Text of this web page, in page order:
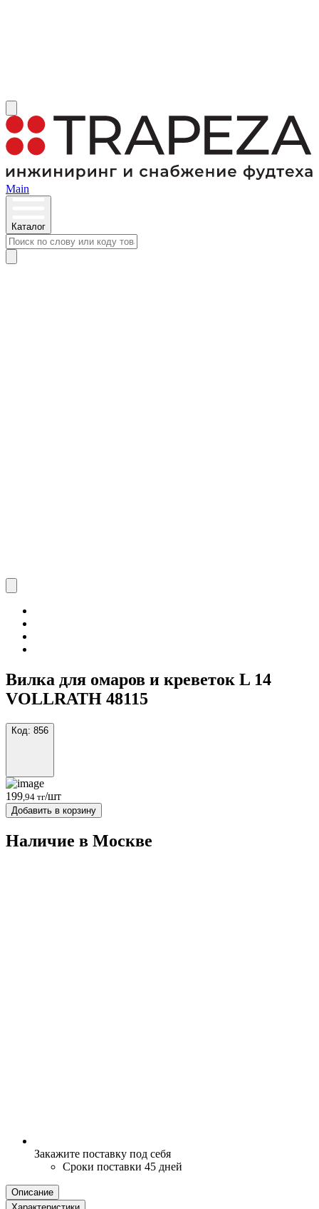
Main
Каталог
Вилка для омаров и креветок L 14
VOLLRATH 48115
Код: 856
199 ,94 тг/шт
Добавить в корзину
Наличие в Москвe
Закажите поставку под себя
Сроки поставки 45 дней
Описание